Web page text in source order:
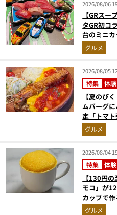
2026/08/06
【GRス
タGR初コ
台のミニ
奮間違いなし
グルメ
2026/08/05
特集 体
【夏のび
ムバーグ
定「トマ
グルメ
2026/08/04
特集 体
【130円
モコ」が
カップで
高にウマか
グルメ